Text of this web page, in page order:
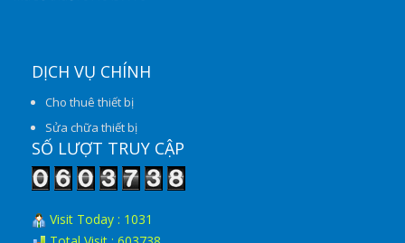
DỊCH VỤ CHÍNH
Cho thuê thiết bị
Sửa chữa thiết bị
SỐ LƯỢT TRUY CẬP
Visit Today : 1031